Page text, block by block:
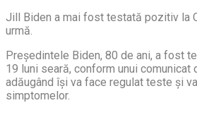
Jill Biden a mai fost testată pozitiv la
urmă.
Preşedintele Biden, 80 de ani, a fost
19 luni seară, conform unui comunicat
adăugând îşi va face regulat teste şi
simptomelor.